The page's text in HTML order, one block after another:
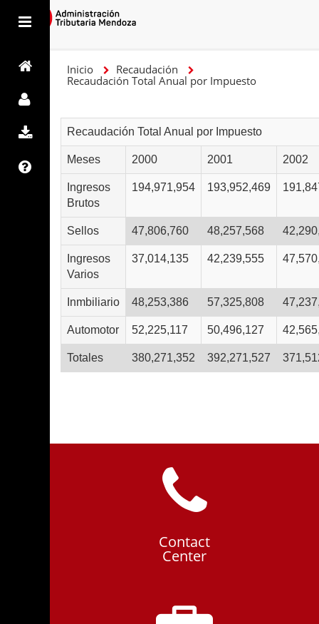
Inicio
Recaudación
Recaudación Total Anual por Impuesto
Recaudación Total Anual por Impuesto
Meses 2000 2001 2002
Ingresos
Brutos
194,971,954 193,952,469
Sellos 47,806,760 48,257,568
Ingresos
Varios
37,014,135 42,239,555
Inmbiliario 48,253,386 57,325,808
Automotor 52,225,117 50,496,127
Totales 380,271,352 392,271,527
Contact
Center